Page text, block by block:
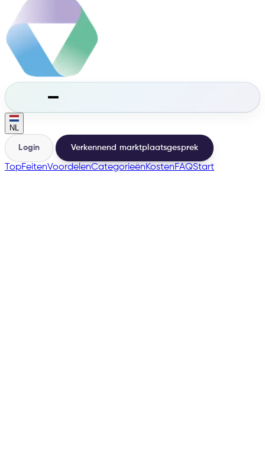
NL
Login Verkennend marktplaatsgesprek
TopFeitenVoordelenCategorieënKostenFAQStart